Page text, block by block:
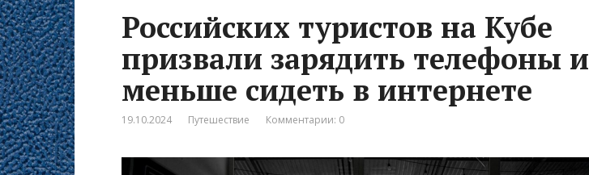
Российских туристов на Кубе
призвали зарядить телефоны и
меньше сидеть в интернете
19.10.2024 Путешествие Комментарии: 0